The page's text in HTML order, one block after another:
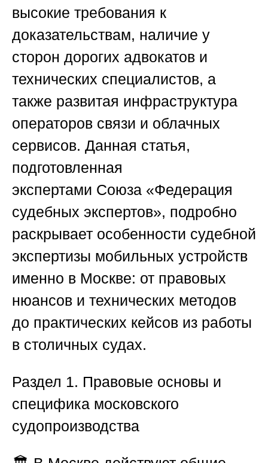
высокие требования к
доказательствам, наличие у
сторон дорогих адвокатов и
технических специалистов, а
также развитая инфраструктура
операторов связи и облачных
сервисов. Данная статья,
подготовленная
экспертами Союза «Федерация
судебных экспертов», подробно
раскрывает особенности судебной
экспертизы мобильных устройств
именно в Москве: от правовых
нюансов и технических методов
до практических кейсов из работы
в столичных судах.
Раздел 1. Правовые основы и
специфика московского
судопроизводства